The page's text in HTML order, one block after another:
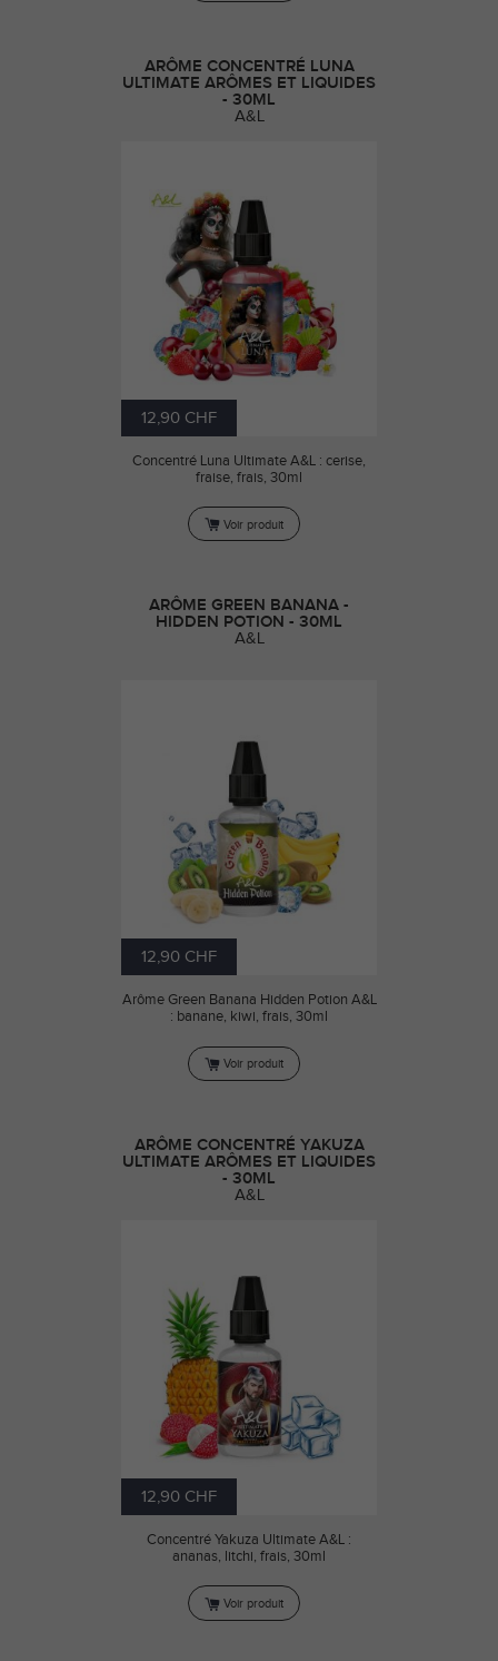
ARÔME CONCENTRÉ LUNA
ULTIMATE ARÔMES ET LIQUIDES
- 30ML
A&L
12,90 CHF
Concentré Luna Ultimate A&L : cerise,
fraise, frais, 30ml
Voir produit
ARÔME GREEN BANANA -
HIDDEN POTION - 30ML
A&L
12,90 CHF
Arôme Green Banana Hidden Potion A&L
: banane, kiwi, frais, 30ml
Voir produit
ARÔME CONCENTRÉ YAKUZA
ULTIMATE ARÔMES ET LIQUIDES
- 30ML
A&L
12,90 CHF
Concentré Yakuza Ultimate A&L :
ananas, litchi, frais, 30ml
Voir produit